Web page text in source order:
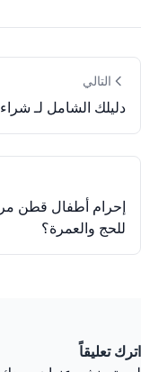
التالي
دليلك الشامل لـ
إحرام أطفال قطن
للحج والعمرة؟
اترك تعليقاً